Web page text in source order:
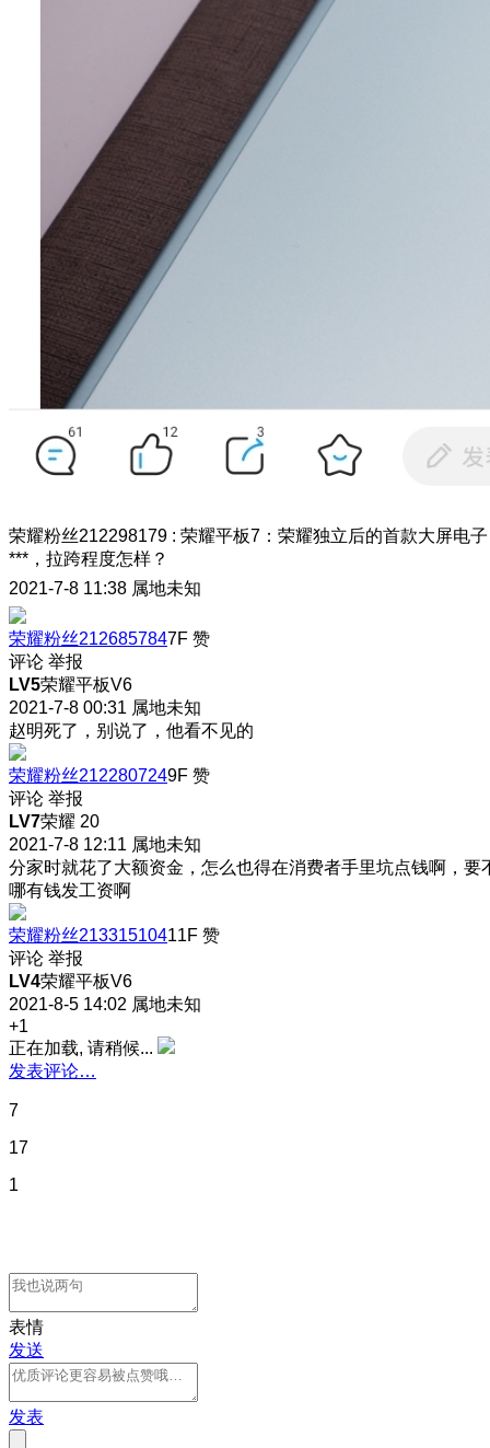
荣耀粉丝212298179 : 荣耀平板7：荣耀独立后的首款大屏电子
***，拉跨程度怎样？
2021-7-8 11:38 属地未知
荣耀粉丝2126857847F 赞
评论 举报
LV5荣耀平板V6
2021-7-8 00:31 属地未知
赵明死了，别说了，他看不见的
荣耀粉丝2122807249F 赞
评论 举报
LV7荣耀 20
2021-7-8 12:11 属地未知
分家时就花了大额资金，怎么也得在消费者手里坑点钱啊，要
哪有钱发工资啊
荣耀粉丝21331510411F 赞
评论 举报
LV4荣耀平板V6
2021-8-5 14:02 属地未知
+1
正在加载, 请稍候...
发表评论…
7
17
1
表情
发送
发表